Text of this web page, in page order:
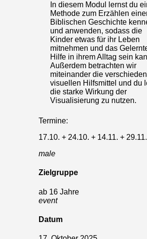
In diesem Modul lernst du
Methode zum Erzählen
Biblischen Geschichte
und anwenden, sodass die
Kinder etwas für ihr Leben
mitnehmen und das
Hilfe in ihrem Alltag sein
Außerdem betrachten wir
miteinander die
visuellen Hilfsmittel und du
die starke Wirkung der
Visualisierung zu nutzen.
Termine:
17.10. + 24.10. + 14.11. + 29.11.
male
Zielgruppe
ab 16 Jahre
event
Datum